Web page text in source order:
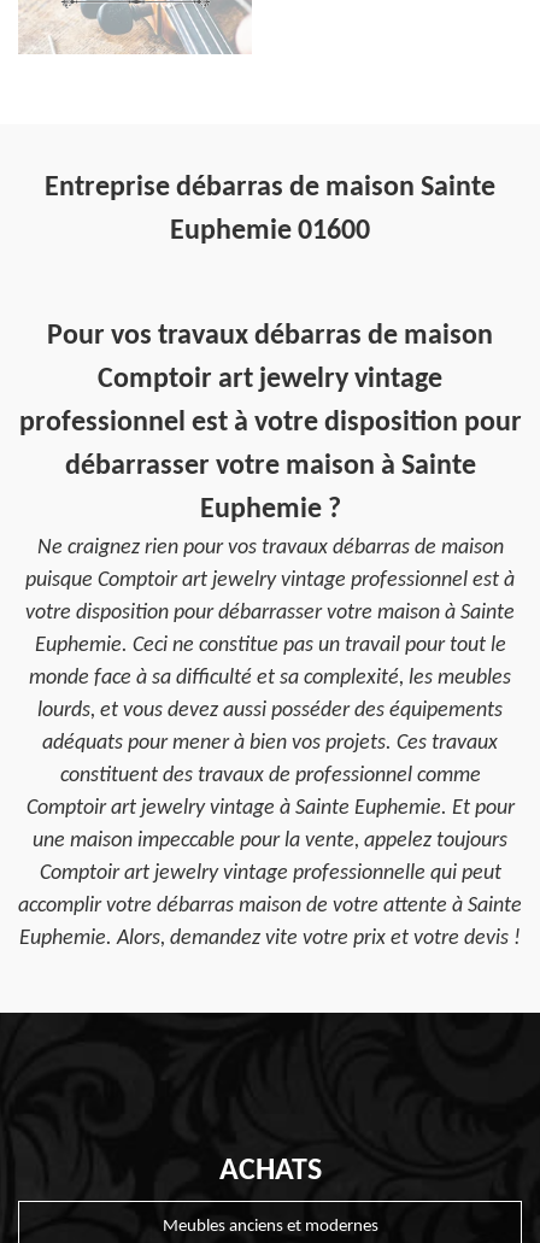
Entreprise débarras de maison Sainte
Euphemie 01600
Pour vos travaux débarras de maison
Comptoir art jewelry vintage
professionnel est à votre disposition pour
débarrasser votre maison à Sainte
Euphemie ?
Ne craignez rien pour vos travaux débarras de maison
puisque Comptoir art jewelry vintage professionnel est à
votre disposition pour débarrasser votre maison à Sainte
Euphemie. Ceci ne constitue pas un travail pour tout le
monde face à sa difficulté et sa complexité, les meubles
lourds, et vous devez aussi posséder des équipements
adéquats pour mener à bien vos projets. Ces travaux
constituent des travaux de professionnel comme
Comptoir art jewelry vintage à Sainte Euphemie. Et pour
une maison impeccable pour la vente, appelez toujours
Comptoir art jewelry vintage professionnelle qui peut
accomplir votre débarras maison de votre attente à Sainte
Euphemie. Alors, demandez vite votre prix et votre devis !
ACHATS
Meubles anciens et modernes